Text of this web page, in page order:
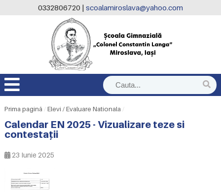
0332806720 | scoalamiroslava@yahoo.com
Prima pagină /Elevi / Evaluare Nationala /
Calendar EN 2025 - Vizualizare teze si
contestații
23 Iunie 2025